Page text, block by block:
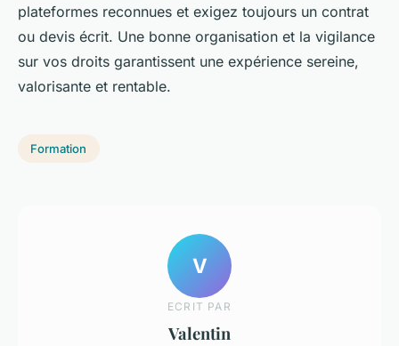
plateformes reconnues et exigez toujours un contrat
ou devis écrit. Une bonne organisation et la vigilance
sur vos droits garantissent une expérience sereine,
valorisante et rentable.
Formation
V
ECRIT PAR
Valentin